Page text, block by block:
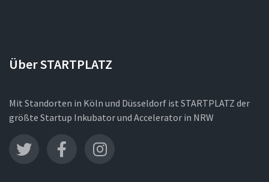
Über STARTPLATZ
Mit Standorten in Köln und Düsseldorf ist STARTPLATZ der
größte Startup Inkubator und Accelerator in NRW